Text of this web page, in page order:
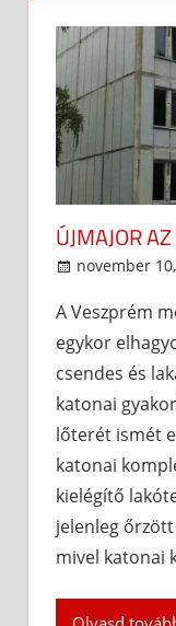
ÚJMAJOR
november
A Veszprém
egykor
csendes és
katonai
lőterét ismét
katonai
kielégítő
jelenleg
mivel katonai